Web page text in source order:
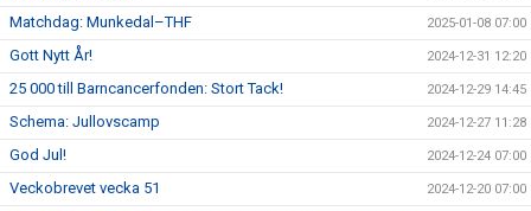
Matchdag: Munkedal–THF 2025-01-08 07:00
Gott Nytt År! 2024-12-31 12:20
25 000 till Barncancerfonden: Stort Tack! 2024-12-29 14:45
Schema: Jullovscamp 2024-12-27 11:28
God Jul! 2024-12-24 07:00
Veckobrevet vecka 51 2024-12-20 07:00